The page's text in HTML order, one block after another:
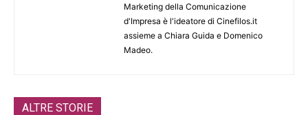
Marketing della Comunicazione
d'Impresa è l'ideatore di Cinefilos.it
assieme a Chiara Guida e Domenico
Madeo.
ALTRE STORIE